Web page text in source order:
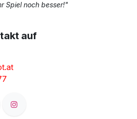
Spiel noch besser!"
auf